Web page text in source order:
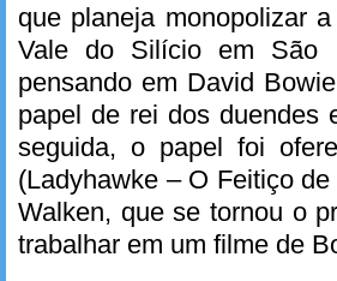
que planeja monopolizar
Vale do Silício em São
pensando em David
papel de rei dos duendes
seguida, o papel foi
(Ladyhawke – O Feitiço
Walken, que se tornou o
trabalhar em um filme de